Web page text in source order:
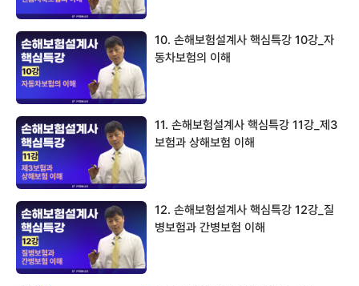
10. 손해보험설계사 핵심특강 10강_자
동차보험의 이해
11. 손해보험설계사 핵심특강 11강_제3
보험과 상해보험 이해
12. 손해보험설계사 핵심특강 12강_질
병보험과 간병보험 이해